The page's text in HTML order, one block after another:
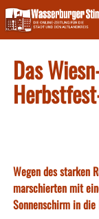
Skip
to
content
Das
Wegen des starken
marschierten mit
Sonnenschirm in